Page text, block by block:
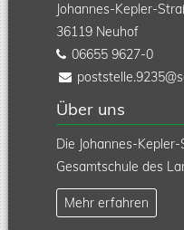
Johannes-Kepler-
36119 Neuhof
06655 9627-0
Über uns
Die Johannes-
Gesamtschule des
Mehr erfahren